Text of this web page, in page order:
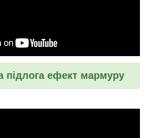
підлога ефект мармуру